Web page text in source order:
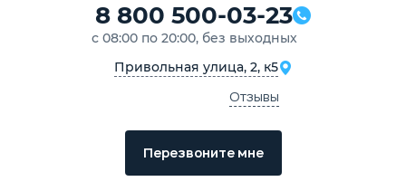
8 800 500-03-23
с 08:00 по 20:00, без выходных
Привольная улица, 2, к5
Отзывы
Перезвоните мне